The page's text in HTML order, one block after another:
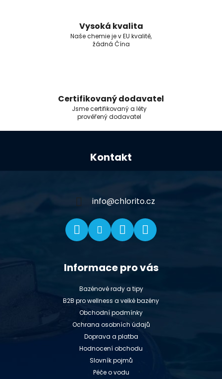
Vysoká kvalita
Naše chemie je v EU kvalitě,
žádná Čína
Certifikovaný dodavatel
Jsme certifikovaný a léty
prověřený dodavatel
Z
Kontakt
info@chlorito.cz
Informace pro vás
Bazénové rady a tipy
B2B pro wellness a velké bazény
Obchodní podmínky
Ochrana osobních údajů
Doprava a platba
Hodnocení obchodu
Slovník pojmů
Péče o vodu